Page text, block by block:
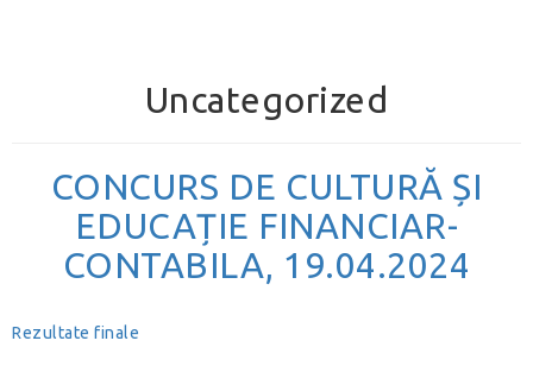
Uncategorized
CONCURS DE CULTURĂ ȘI
EDUCAȚIE FINANCIAR-
CONTABILA, 19.04.2024
Rezultate finale